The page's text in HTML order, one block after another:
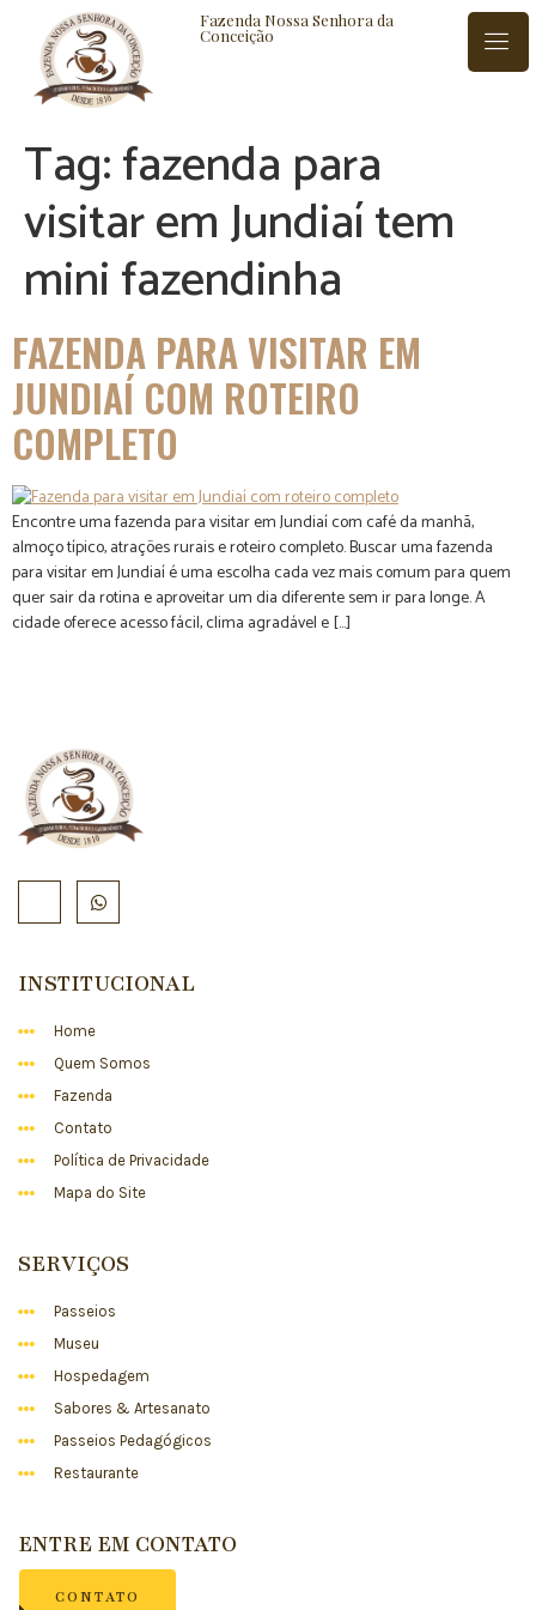
Fazenda Nossa Senhora da
Conceição
BLOG CONTATO
Tag:fazenda para
visitar em Jundiaí tem
mini fazendinha
FAZENDA PARA VISITAR EM
JUNDIAÍ COM ROTEIRO
COMPLETO
Encontre uma fazenda para visitar em Jundiaí com café da manhã,
almoço típico, atrações rurais e roteiro completo. Buscar uma fazenda
para visitar em Jundiaí é uma escolha cada vez mais comum para quem
quer sair da rotina e aproveitar um dia diferente sem ir para longe. A
cidade oferece acesso fácil, clima agradável e […]
INSTITUCIONAL
Home
Quem Somos
Fazenda
Contato
Política de Privacidade
Mapa do Site
SERVIÇOS
Passeios
Museu
Hospedagem
Sabores & Artesanato
Passeios Pedagógicos
Restaurante
ENTRE EM CONTATO
CONTATO